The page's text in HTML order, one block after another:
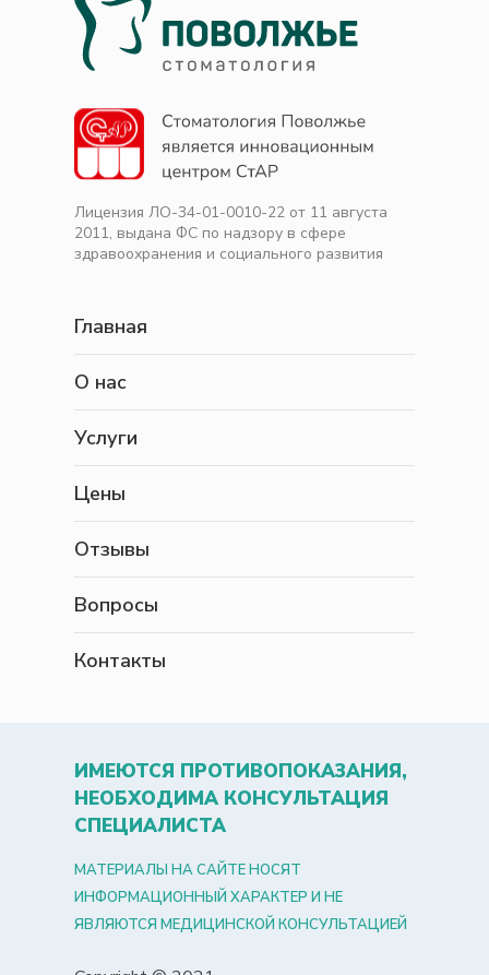
Лицензия ЛО-34-01-0010-22 от 11 августа
2011, выдана ФС по надзору в сфере
здравоохранения и социального развития
Главная
О нас
Услуги
Цены
Отзывы
Вопросы
Контакты
ИМЕЮТСЯ ПРОТИВОПОКАЗАНИЯ,
НЕОБХОДИМА КОНСУЛЬТАЦИЯ
СПЕЦИАЛИСТА
МАТЕРИАЛЫ НА САЙТЕ НОСЯТ
ИНФОРМАЦИОННЫЙ ХАРАКТЕР И НЕ
ЯВЛЯЮТСЯ МЕДИЦИНСКОЙ КОНСУЛЬТАЦИЕЙ